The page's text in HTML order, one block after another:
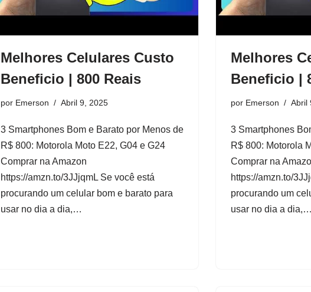
Melhores Celulares Custo
Beneficio | 800 Reais
por Emerson Abril 9, 2025
3 Smartphones Bom e Barato por Menos de
R$ 800: Motorola Moto E22, G04 e G24
Comprar na Amazon
https://amzn.to/3JJjqmL Se você está
procurando um celular bom e barato para
usar no dia a dia,…
Melhores
Beneficio |
por Emerson Abril
3 Smartphones
R$ 800: Motorola
Comprar na
https://amzn.to/
procurando um
usar no dia a dia,…